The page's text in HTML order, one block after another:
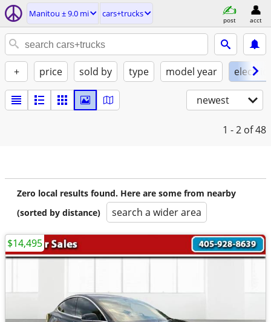
Manitou ± 9.0 mi cars+trucks
post acct
+ price sold by type model year electric
newest
1 - 2 of 48
Zero local results found. Here are some from nearby
(sorted by distance)
search a wider area
$14,495